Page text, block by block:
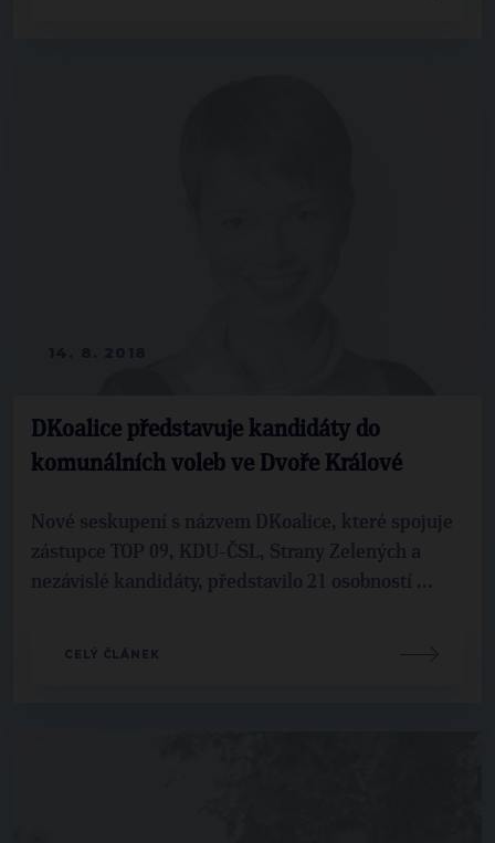
DKoalice představuje kandidáty do
komunálních voleb ve Dvoře Králové
Nové seskupení s názvem DKoalice, které spojuje
zástupce TOP 09, KDU-ČSL, Strany Zelených a
nezávislé kandidáty, představilo 21 osobností ...
CELÝ ČLÁNEK